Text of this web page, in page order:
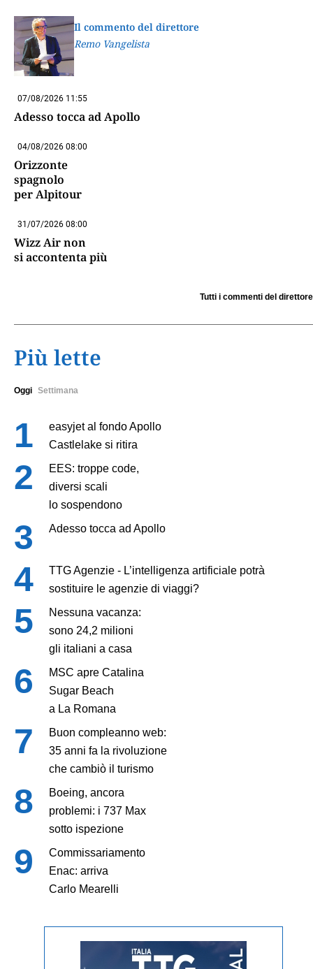
Il commento del direttore
Remo Vangelista
07/08/2026 11:55
Adesso tocca ad Apollo
04/08/2026 08:00
Orizzonte
spagnolo
per Alpitour
31/07/2026 08:00
Wizz Air non
si accontenta più
Tutti i commenti del direttore
Più lette
Oggi Settimana
easyjet al fondo Apollo
Castlelake si ritira
EES: troppe code,
diversi scali
lo sospendono
Adesso tocca ad Apollo
TTG Agenzie - L’intelligenza artificiale potrà
sostituire le agenzie di viaggi?
Nessuna vacanza:
sono 24,2 milioni
gli italiani a casa
MSC apre Catalina
Sugar Beach
a La Romana
Buon compleanno web:
35 anni fa la rivoluzione
che cambiò il turismo
Boeing, ancora
problemi: i 737 Max
sotto ispezione
Commissariamento
Enac: arriva
Carlo Mearelli